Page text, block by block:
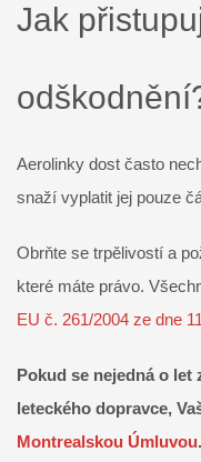
Jak
Aerolinky dost často
snaží vyplatit jej pouze
Obrňte se trpělivostí a
které máte právo.
EU č. 261/2004 ze dne
Pokud se nejedná o
leteckého dopravce,
Montrealskou Úmluvou.